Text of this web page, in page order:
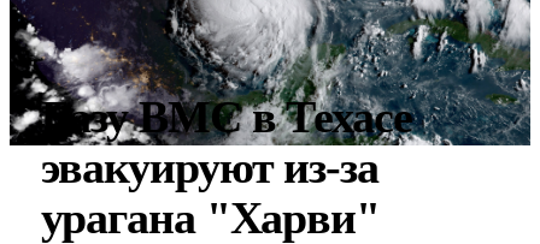
Базу ВМС в Техасе
эвакуируют из-за
урагана "Харви"